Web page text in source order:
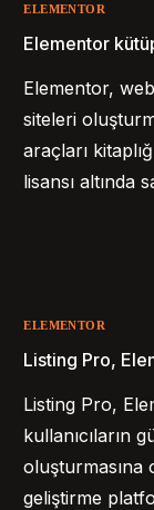
ELEMENTOR
Elementor
Elementor,
siteleri
araçları
lisansı altında
ELEMENTOR
Listing Pro,
Listing Pro,
kullanıcıların
oluşturmasına
geliştirme